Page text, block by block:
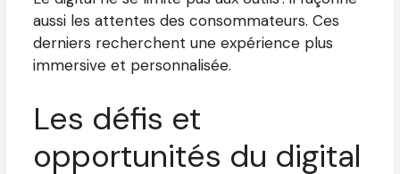
aussi les attentes des consommateurs. Ces
derniers recherchent une expérience plus
immersive et personnalisée.
Les défis et
opportunités du digital